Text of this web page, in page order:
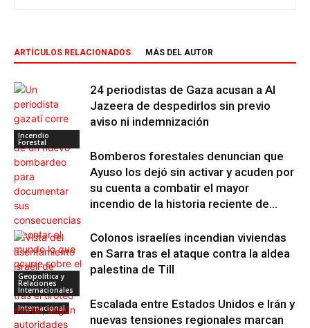
ARTÍCULOS RELACIONADOS MÁS DEL AUTOR
Internacional
24 periodistas de Gaza acusan a Al
Jazeera de despedirlos sin previo
aviso ni indemnización
Incendio
Forestal
Bomberos forestales denuncian que
Ayuso los dejó sin activar y acuden por
su cuenta a combatir el mayor
incendio de la historia reciente de...
Colonos israelíes incendian viviendas
en Sarra tras el ataque contra la aldea
palestina de Till
Geopolítica y
Relaciones
Internacionales
Escalada entre Estados Unidos e Irán y
nuevas tensiones regionales marcan